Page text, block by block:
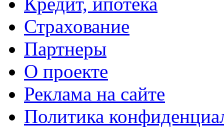
Страхование
Партнеры
O проекте
Реклама на сайте
Политика